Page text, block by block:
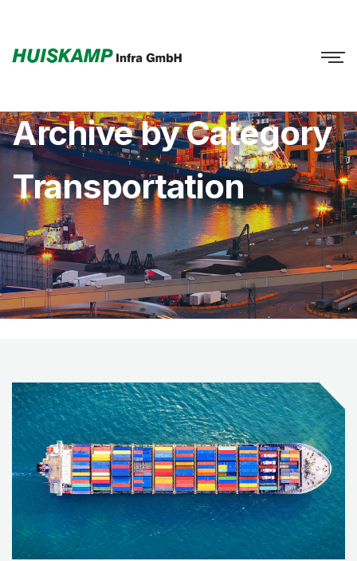
Archive by Category
Transportation